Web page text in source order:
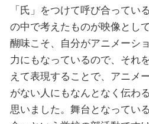
「氏」をつけて呼び合ってい
の中で考えたものが映像とし
醐味こそ、自分がアニメーシ
力にもなっているので、それ
えて表現することで、アニメ
がない人にもなんとなく伝わ
思いました。舞台となってい